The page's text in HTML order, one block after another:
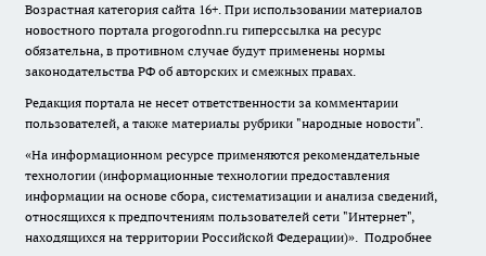
Возрастная категория сайта 16+. При использовании материалов
новостного портала progorodnn.ru гиперссылка на ресурс
обязательна, в противном случае будут применены нормы
законодательства РФ об авторских и смежных правах.
Редакция портала не несет ответственности за комментарии
пользователей, а также материалы рубрики "народные новости".
«На информационном ресурсе применяются рекомендательные
технологии (информационные технологии предоставления
информации на основе сбора, систематизации и анализа сведений,
относящихся к предпочтениям пользователей сети "Интернет",
находящихся на территории Российской Федерации)». Подробнее